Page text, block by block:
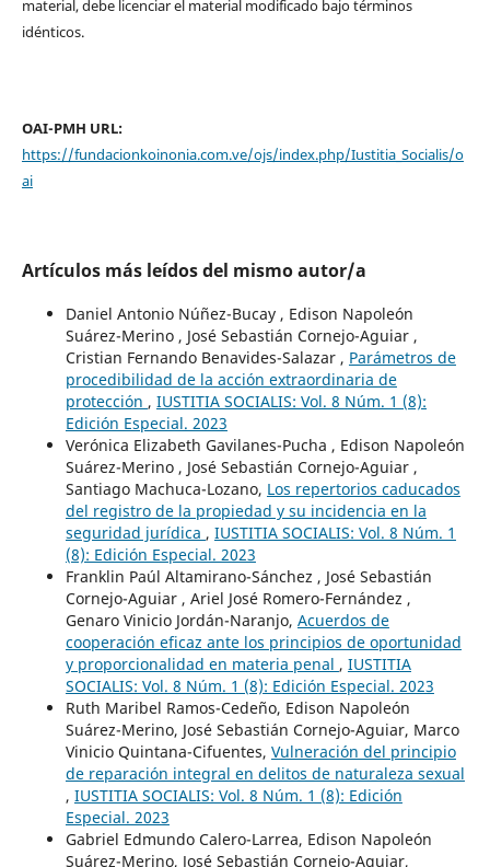
material, debe licenciar el material modificado bajo términos
idénticos.
OAI-PMH URL:
https://fundacionkoinonia.com.ve/ojs/index.php/Iustitia_Socialis/o
ai
Artículos más leídos del mismo autor/a
Daniel Antonio Núñez-Bucay , Edison Napoleón
Suárez-Merino , José Sebastián Cornejo-Aguiar ,
Cristian Fernando Benavides-Salazar , Parámetros de
procedibilidad de la acción extraordinaria de
protección , IUSTITIA SOCIALIS: Vol. 8 Núm. 1 (8):
Edición Especial. 2023
Verónica Elizabeth Gavilanes-Pucha , Edison Napoleón
Suárez-Merino , José Sebastián Cornejo-Aguiar ,
Santiago Machuca-Lozano, Los repertorios caducados
del registro de la propiedad y su incidencia en la
seguridad jurídica , IUSTITIA SOCIALIS: Vol. 8 Núm. 1
(8): Edición Especial. 2023
Franklin Paúl Altamirano-Sánchez , José Sebastián
Cornejo-Aguiar , Ariel José Romero-Fernández ,
Genaro Vinicio Jordán-Naranjo, Acuerdos de
cooperación eficaz ante los principios de oportunidad
y proporcionalidad en materia penal , IUSTITIA
SOCIALIS: Vol. 8 Núm. 1 (8): Edición Especial. 2023
Ruth Maribel Ramos-Cedeño, Edison Napoleón
Suárez-Merino, José Sebastián Cornejo-Aguiar, Marco
Vinicio Quintana-Cifuentes, Vulneración del principio
de reparación integral en delitos de naturaleza sexual
, IUSTITIA SOCIALIS: Vol. 8 Núm. 1 (8): Edición
Especial. 2023
Gabriel Edmundo Calero-Larrea, Edison Napoleón
Suárez-Merino, José Sebastián Cornejo-Aguiar,